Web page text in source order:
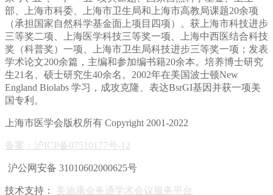
部、上海市科委、上海市卫生局和上海市高教局课题20余项
（承担国家自然科学基金面上项目四项）。获上海市科技进步
三等奖二项、上海医学科技三等奖一项、上海中西医结合科技
奖（科普奖）一项、上海市卫生局科技进步三等奖一项；发表
学术论文200余篇，主编和参加编书籍20余本。培养博士研究
生21名、硕士研究生40余名。2002年在美国波士顿New
England Biolabs 学习，成攻克隆、表达BsrGI基因并获一项美
国专利。
上海市医学会版权所有 Copyright 2001-2022
备案：沪ICP备07510177号-12
沪公网安备 31010602000625号
技术支持： 美迪康会务通学术会议服务平台